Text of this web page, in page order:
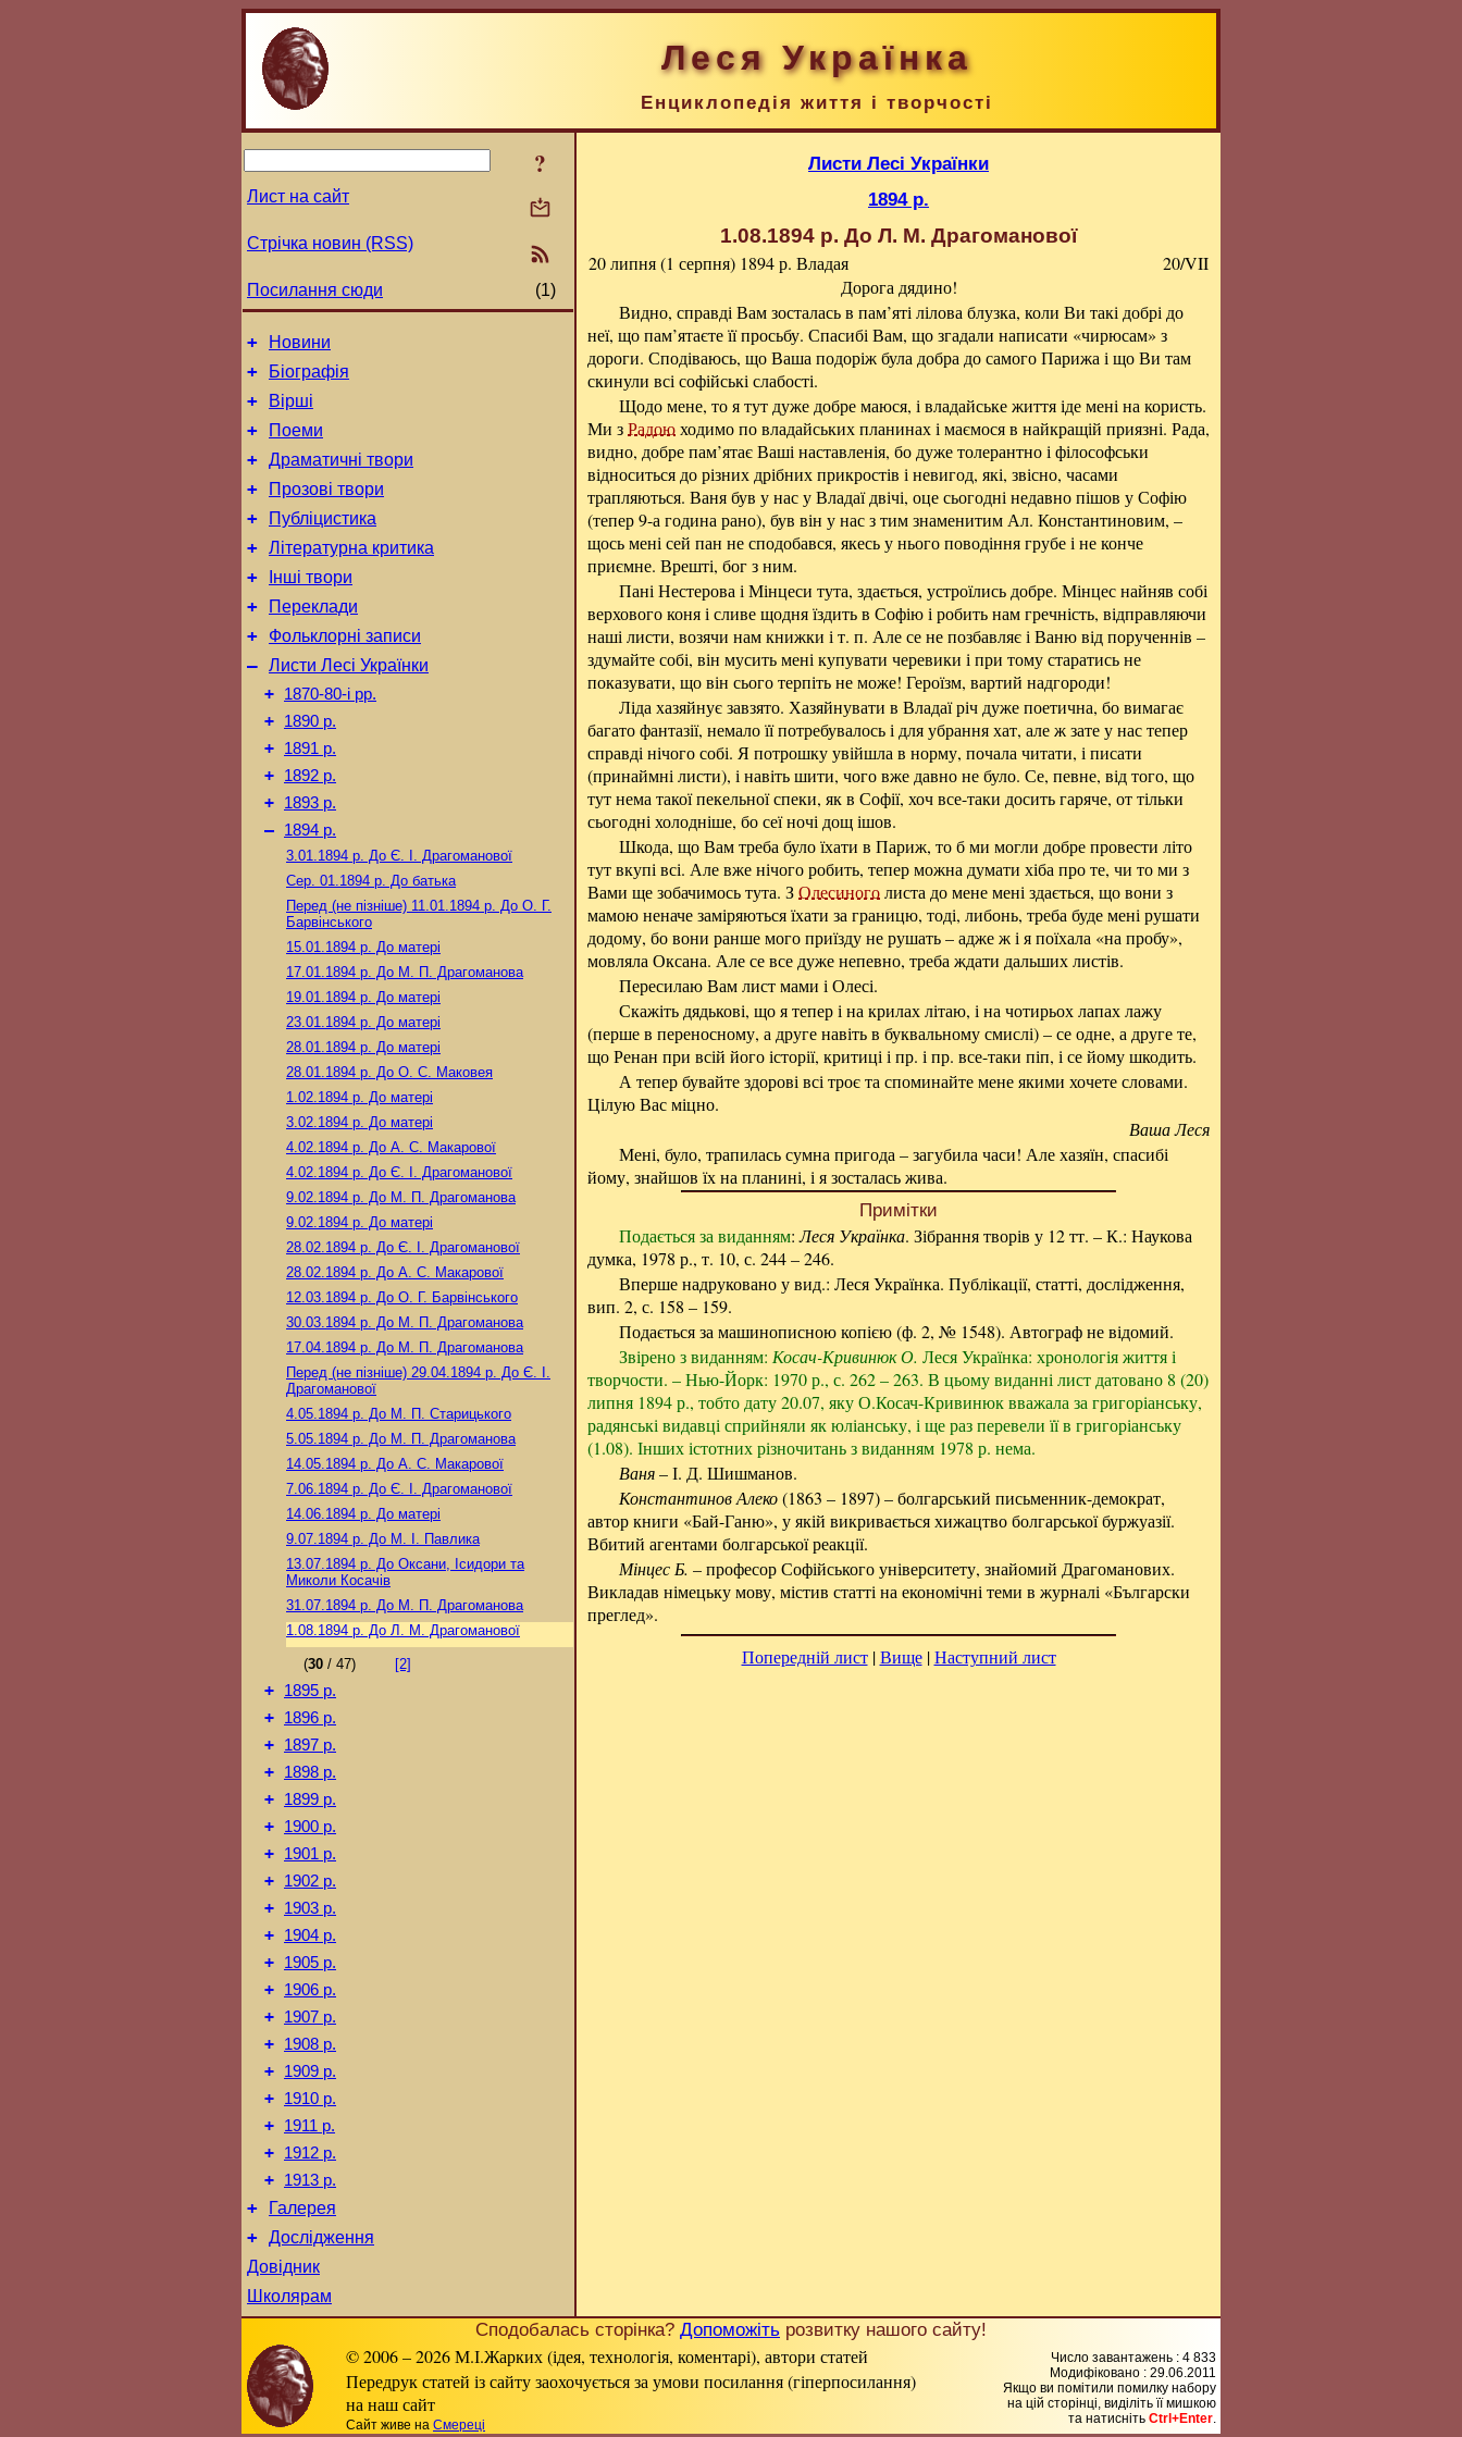
Леся Українка
Енциклопедія життя і творчості
?
Лист на сайт
Стрічка новин (RSS)
Посилання сюди (1)
+ Новини
+ Біографія
+ Вірші
+ Поеми
+ Драматичні твори
+ Прозові твори
+ Публіцистика
+ Літературна критика
+ Інші твори
+ Переклади
+ Фольклорні записи
– Листи Лесі Українки
+
1870-80-і рр.
+ 1890 р.
+ 1891 р.
+ 1892 р.
+ 1893 р.
– 1894 р.
3.01.1894 р. До Є. І. Драгоманової
Сер. 01.1894 р. До батька
Перед (не пізніше) 11.01.1894 р. До О. Г.
Барвінського
15.01.1894 р. До матері
17.01.1894 р. До М. П. Драгоманова
19.01.1894 р. До матері
23.01.1894 р. До матері
28.01.1894 р. До матері
28.01.1894 р. До О. С. Маковея
1.02.1894 р. До матері
3.02.1894 р. До матері
4.02.1894 р. До А. С. Макарової
4.02.1894 р. До Є. І. Драгоманової
9.02.1894 р. До М. П. Драгоманова
9.02.1894 р. До матері
28.02.1894 р. До Є. І. Драгоманової
28.02.1894 р. До А. С. Макарової
12.03.1894 р. До О. Г. Барвінського
30.03.1894 р. До М. П. Драгоманова
17.04.1894 р. До М. П. Драгоманова
Перед (не пізніше) 29.04.1894 р. До Є. І.
Драгоманової
4.05.1894 р. До М. П. Старицького
5.05.1894 р. До М. П. Драгоманова
14.05.1894 р. До А. С. Макарової
7.06.1894 р. До Є. І. Драгоманової
14.06.1894 р. До матері
9.07.1894 р. До М. I. Павлика
13.07.1894 р. До Оксани, Ісидори та
Миколи Косачів
31.07.1894 р. До М. П. Драгоманова
1.08.1894 р. До Л. М. Драгоманової
(30 / 47) [2]
+ 1895 р.
+ 1896 р.
+ 1897 р.
+ 1898 р.
+ 1899 р.
+ 1900 р.
+ 1901 р.
+ 1902 р.
+ 1903 р.
+ 1904 р.
+ 1905 р.
+ 1906 р.
+ 1907 р.
+ 1908 р.
+ 1909 р.
+ 1910 р.
+ 1911 р.
+ 1912 р.
+ 1913 р.
+ Галерея
+ Дослідження
Довідник
Школярам
Листи Лесі Українки
1894 р.
1.08.1894 р. До Л. М. Драгоманової
20 липня (1 серпня) 1894 р. Владая
20/VII
Дорога дядино!
Видно, справді Вам зосталась в пам’яті лілова блузка, коли Ви такі добрі до
неї, що пам’ятаєте її просьбу. Спасибі Вам, що згадали написати «чирюсам» з
дороги. Сподіваюсь, що Ваша подоріж була добра до самого Парижа і що Ви там
скинули всі софійські слабості.
Щодо мене, то я тут дуже добре маюся, і владайське життя іде мені на користь.
Ми зРадоюходимо по владайських планинах і маємося в найкращій приязні. Рада,
видно, добре пам’ятає Ваші наставленія, бо дуже толерантно і філософськи
відноситься до різних дрібних прикростів і невигод, які, звісно, часами
трапляються. Ваня був у нас у Владаї двічі, оце сьогодні недавно пішов у Софію
(тепер 9-а година рано), був він у нас з тим знаменитим Ал. Константиновим, –
щось мені сей пан не сподобався, якесь у нього поводіння грубе і не конче
приємне. Врешті, бог з ним.
Пані Нестерова і Мінцеси тута, здається, устроїлись добре. Мінцес найняв собі
верхового коня і сливе щодня їздить в Софію і робить нам гречність, відправляючи
наші листи, возячи нам книжки і т. п. Але се не позбавляє і Ваню від порученнів –
здумайте собі, він мусить мені купувати черевики і при тому старатись не
показувати, що він сього терпіть не може! Героїзм, вартий надгороди!
Ліда хазяйнує завзято. Хазяйнувати в Владаї річ дуже поетична, бо вимагає
багато фантазії, немало її потребувалось і для убрання хат, але ж зате у нас тепер
справді нічого собі. Я потрошку увійшла в норму, почала читати, і писати
(принаймні листи), і навіть шити, чого вже давно не було. Се, певне, від того, що
тут нема такої пекельної спеки, як в Софії, хоч все-таки досить гаряче, от тільки
сьогодні холодніше, бо сеї ночі дощ ішов.
Шкода, що Вам треба було їхати в Париж, то б ми могли добре провести літо
тут вкупі всі. Але вже нічого робить, тепер можна думати хіба про те, чи то ми з
Вами ще зобачимось тута. ЗОлесиноголиста до мене мені здається, що вони з
мамою неначе заміряються їхати за границю, тоді, либонь, треба буде мені рушати
додому, бо вони ранше мого приїзду не рушать – адже ж і я поїхала «на пробу»,
мовляла Оксана. Але се все дуже непевно, треба ждати дальших листів.
Пересилаю Вам лист мами і Олесі.
Скажіть дядькові, що я тепер і на крилах літаю, і на чотирьох лапах лажу
(перше в переносному, а друге навіть в буквальному смислі) – се одне, а друге те,
що Ренан при всій його історії, критиці і пр. і пр. все-таки піп, і се йому шкодить.
А тепер бувайте здорові всі троє та споминайте мене якими хочете словами.
Цілую Вас міцно.
Ваша Леся
Мені, було, трапилась сумна пригода – загубила часи! Але хазяїн, спасибі
йому, знайшов їх на планині, і я зосталась жива.
Примітки
Подається за виданням:Леся Українка. Зібрання творів у 12 тт. – К.: Наукова
думка, 1978 р., т. 10, с. 244 – 246.
Вперше надруковано у вид.: Леся Українка. Публікації, статті, дослідження,
вип. 2, с. 158 – 159.
Подається за машинописною копією (ф. 2, № 1548). Автограф не відомий.
Звірено з виданням: Косач-Кривинюк О. Леся Українка: хронологія життя і
творчости. – Нью-Йорк: 1970 р., с. 262 – 263. В цьому виданні лист датовано 8 (20)
липня 1894 р., тобто дату 20.07, яку О.Косач-Кривинюк вважала за григоріанську,
радянські видавці сприйняли як юліанську, і ще раз перевели її в григоріанську
(1.08). Інших істотних різночитань з виданням 1978 р. нема.
Ваня– І. Д. Шишманов.
Константинов Алеко(1863 – 1897) – болгарський письменник-демократ,
автор книги «Бай-Ганю», у якій викривається хижацтво болгарської буржуазії.
Вбитий агентами болгарської реакції.
Мінцес Б. – професор Софійського університету, знайомий Драгоманових.
Викладав німецьку мову, містив статті на економічні теми в журналі «Български
преглед».
Попередній лист|Вище|Наступний лист
Сподобалась сторінка? Допоможіть розвитку нашого сайту!
© 2006 – 2026 М.І.Жарких (ідея, технологія, коментарі), автори статей
Передрук статей із сайту заохочується за умови посилання (гіперпосилання)
на наш сайт
Сайт живе на Смереці
Число завантажень : 4 833
Модифіковано : 29.06.2011
Якщо ви помітили помилку набору
на цiй сторiнцi, видiлiть її мишкою
та натисніть Ctrl+Enter.